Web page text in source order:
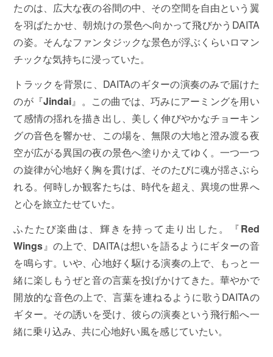
たのは、広大な夜の谷間の中、その空間を自由という翼
を羽ばたかせ、朝焼けの景色へ向かって飛びかうDAITA
の姿。そんなファンタジックな景色が浮ぶくらいロマン
チックな気持ちに浸っていた。
トラックを背景に、DAITAのギターの演奏のみで届けた
のが『Jindai』。この曲では、巧みにアーミングを用い
て感情の揺れを描き出し、美しく伸びやかなチョーキン
グの音色を響かせ、この場を、無限の大地と澄み渡る夜
空が広がる異国の夜の景色へ塗りかえてゆく。一つ一つ
の旋律が心地好く胸を貫けば、そのたびに魂が揺さぶら
れる。何時しか観客たちは、時代を超え、異境の世界へ
と心を旅立たせていた。
ふたたび楽曲は、輝きを持って走り出した。『Red
Wings』の上で、DAITAは想いを語るようにギターの音
を鳴らす。いや、心地好く駆ける演奏の上で、もっと一
緒に楽しもうぜと音の言葉を投げかけてきた。華やかで
開放的な音色の上で、言葉を連ねるように歌うDAITAの
ギター。その誘いを受け、彼らの演奏という飛行船へ一
緒に乗り込み、共に心地好い風を感じていたい。